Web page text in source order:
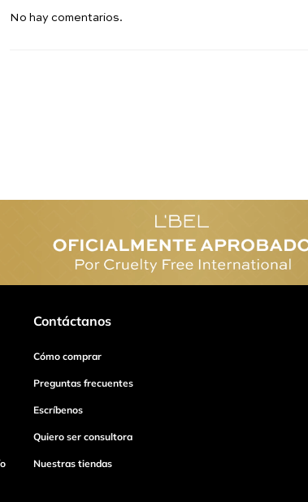
No hay comentarios.
Contáctanos
Cómo comprar
Preguntas frecuentes
Escríbenos
Quiero ser consultora
Nuestras tiendas